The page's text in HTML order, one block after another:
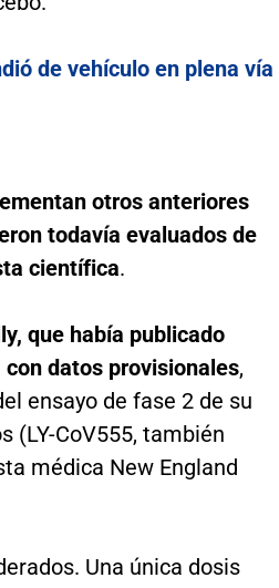
de vehículo en plena vía
otros anteriores
todavía evaluados de
científica.
que había publicado
datos provisionales,
ensayo de fase 2 de su
(LY-CoV555, también
médica New England
Una única dosis